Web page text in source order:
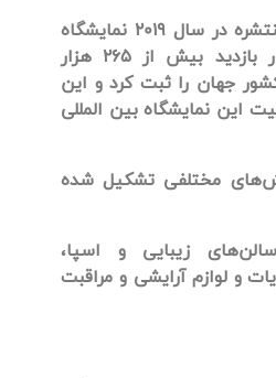
همچنین طبق آمار منتشره در سال 2019 نمایشگاه
کازماپروف ایتالیا آمار بازدید بیش از 265 هزار
کننده از 150 کشور جهان را ثبت کرد و این
این نمایشگاه بین المللی
مختلفی تشکیل شده
زیبایی و اسپا،
و لوازم آرایشی و مراقبت